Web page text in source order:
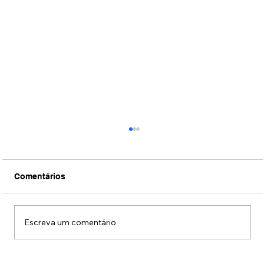
Comentários
Escreva um comentário